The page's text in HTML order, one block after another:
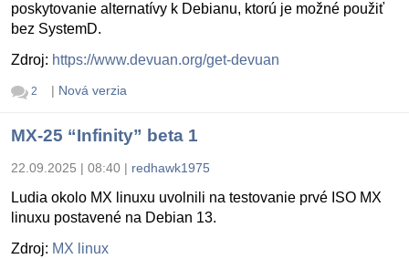
poskytovanie alternatívy k Debianu, ktorú je možné použiť
bez SystemD.
Zdroj: https://www.devuan.org/get-devuan
2 | Nová verzia
MX-25 “Infinity” beta 1
22.09.2025 | 08:40 | redhawk1975
Ludia okolo MX linuxu uvolnili na testovanie prvé ISO MX
linuxu postavené na Debian 13.
Zdroj: MX linux